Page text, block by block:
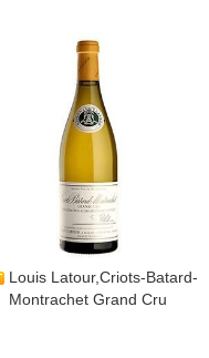
​Louis Latour,Criots-Batard-
Montrachet Grand Cru